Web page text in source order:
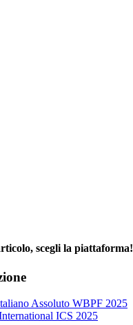
scegli la piattaforma!
Assoluto WBPF 2025
ICS 2025